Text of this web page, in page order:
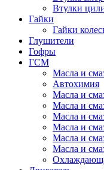
Втулки
Гайки
Гайки
Глушители
Гофры
ГСМ
Масла и
Автохимия
Масла и
Масла и
Масла и
Масла и
Масла и
Масла и